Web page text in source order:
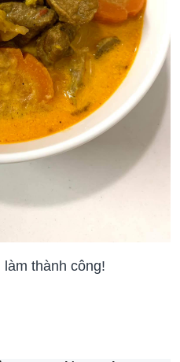
thành công!